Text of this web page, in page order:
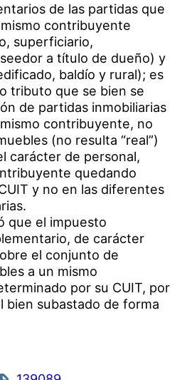
de las partidas que
contribuyente
superficiario,
a título de dueño) y
baldío y rural); es
tributo que se bien se
de partidas inmobiliarias
contribuyente, no
(no resulta “real”)
carácter de personal,
quedando
y no en las diferentes
que el impuesto
de carácter
el conjunto de
a un mismo
por su CUIT, por
bien subastado de forma